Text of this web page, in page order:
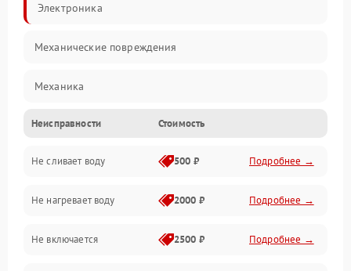
Электроника
Механические повреждения
Механика
Управление
Электропитание
Датчики
Нагрев
Неисправности Стоимость
Не сливает воду 500 ₽ Подробнее →
Не нагревает воду 2000 ₽ Подробнее →
Не включается 2500 ₽ Подробнее →